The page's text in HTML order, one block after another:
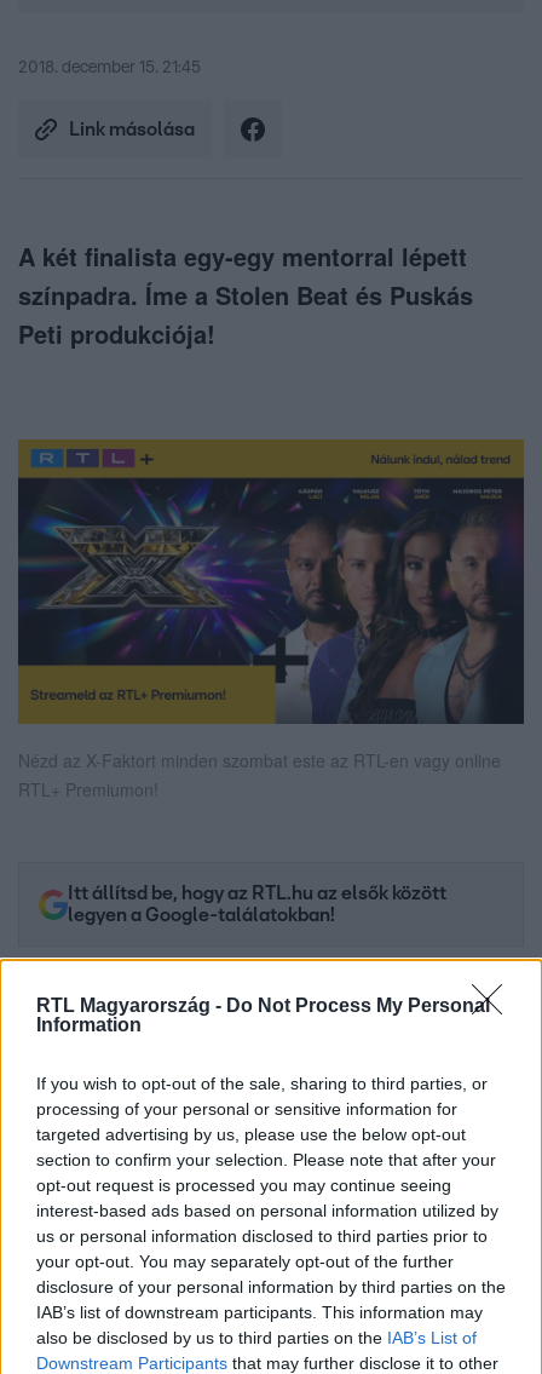
RTL Magyarország - Do Not Process My Personal
Information
If you wish to opt-out of the sale, sharing to third parties, or
processing of your personal or sensitive information for
targeted advertising by us, please use the below opt-out
section to confirm your selection. Please note that after your
opt-out request is processed you may continue seeing
interest-based ads based on personal information utilized by
us or personal information disclosed to third parties prior to
your opt-out. You may separately opt-out of the further
disclosure of your personal information by third parties on the
IAB’s list of downstream participants. This information may
also be disclosed by us to third parties on the IAB’s List of
Downstream Participants that may further disclose it to other
2018. december 15. 21:45
Link másolása
A két finalista egy-egy mentorral lépett
színpadra. Íme a Stolen Beat és Puskás
Peti produkciója!
Nézd az X-Faktort minden szombat este az RTL-en vagy online
RTL+ Premiumon!
Itt állítsd be, hogy az RTL.hu az elsők között
legyen a Google-találatokban!
Kövess minket, és értesülj a friss hírekről a
Facebookon is!
Követem